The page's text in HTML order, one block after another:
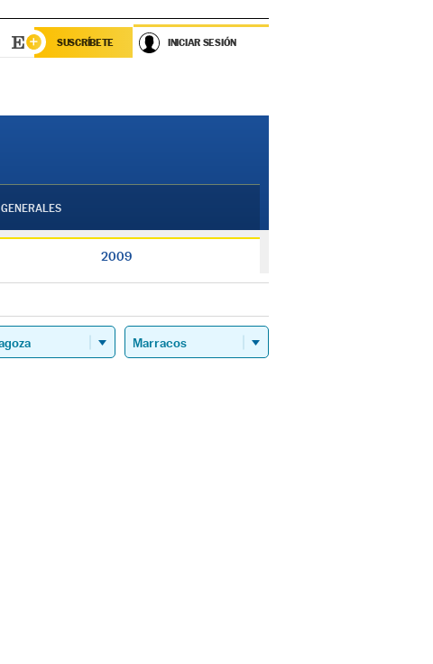
SUSCRÍBETE INICIAR SESIÓN
GENERALES
2009